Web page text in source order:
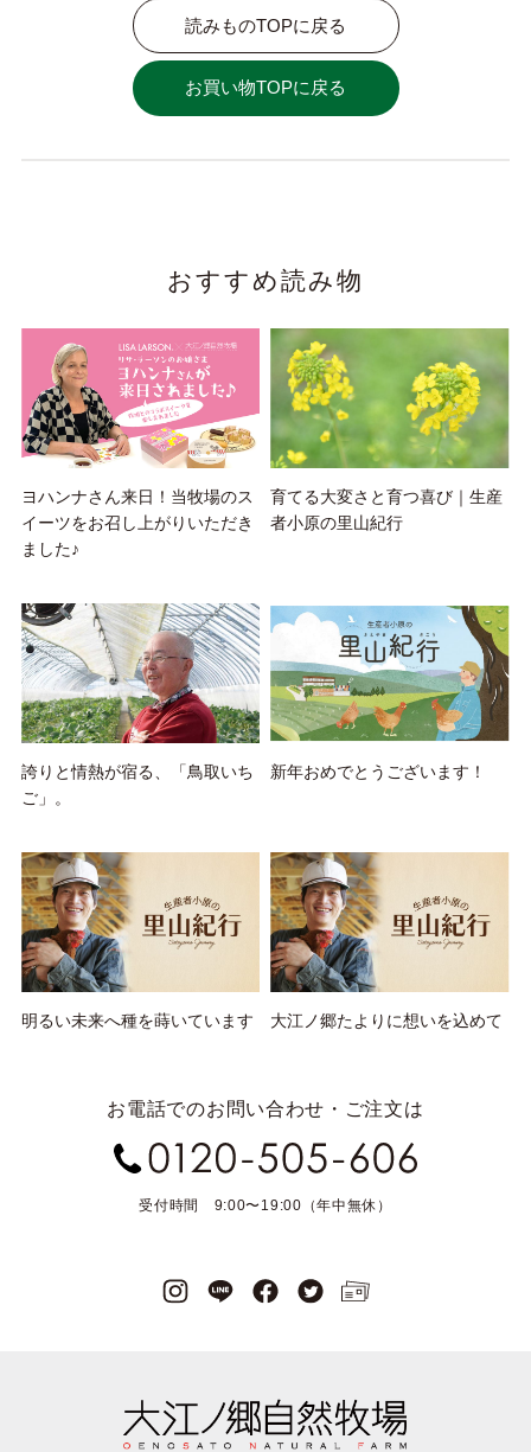
読みものTOPに戻る
お買い物TOPに戻る
おすすめ読み物
ヨハンナさん来日！当牧場のス
イーツをお召し上がりいただき
ました♪
育てる大変さと育つ喜び｜生産
者小原の里山紀行
誇りと情熱が宿る、「鳥取いち
ご」。
新年おめでとうございます！
明るい未来へ種を蒔いています 大江ノ郷たよりに想いを込めて
お電話でのお問い合わせ・ご注文は
受付時間 9:00〜19:00（年中無休）